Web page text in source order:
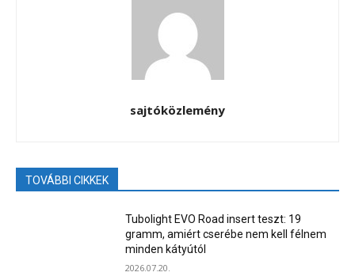
sajtóközlemény
TOVÁBBI CIKKEK
Tubolight EVO Road insert teszt: 19
gramm, amiért cserébe nem kell félnem
minden kátyútól
2026.07.20.